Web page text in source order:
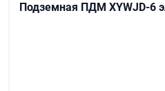
Подземная ПДМ XYWJD-6